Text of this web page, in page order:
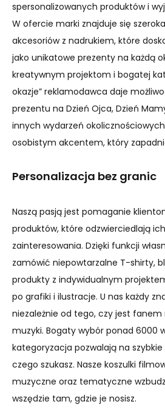
spersonalizowanych produktów i
W ofercie marki znajduje się
akcesoriów z nadrukiem, które
jako unikatowe prezenty na każdą
kreatywnym projektom i bogatej
okazje” reklamodawca daje
prezentu na Dzień Ojca, Dzień
innych wydarzeń
osobistym akcentem, który
Personalizacja bez granic
Naszą pasją jest pomaganie
produktów, które odzwierciedlają
zainteresowania. Dzięki funkcji
zamówić niepowtarzalne T-shirty,
produkty z indywidualnym
po grafiki i ilustracje. U nas każdy
niezależnie od tego, czy jest
muzyki. Bogaty wybór ponad 6000
kategoryzacja pozwalają na
czego szukasz. Nasze koszulki
muzyczne oraz tematyczne
wszędzie tam, gdzie je nosisz.